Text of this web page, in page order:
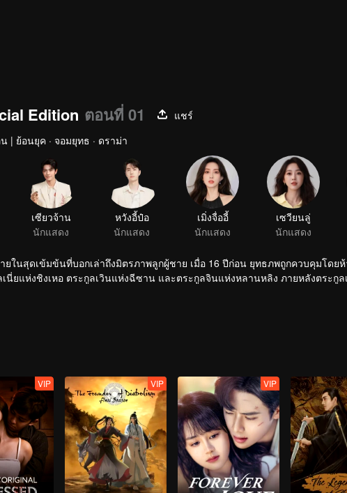
Edition ตอนที่ 01
แชร์
| ย้อนยุค · จอมยุทธ · ดราม่า
เซียวจ้าน
นักแสดง
หวังอี้ป๋อ
นักแสดง
เมิ่งจื่ออี้
นักแสดง
เซวียนลู่
นักแสดง
ในสุดเข้มข้นที่บอกเล่าถึงมิตรภาพลูกผู้ชาย เมื่อ 16 ปีก่อน ยุทธภพถูกควบคุมโดย
กูลเวินแห่งฉีซาน และตระกูลจินแห่งหลานหลิง ภายหลังตระกูลเวินเกิดอาละวาด สร้างความเดือด
ต้องร่วมกันต่อต้านตระกูลเวิน เว่ยอู๋เซี่ยน(เซียวจ้าน)หนุ่มน้อยศิษย์ตระกูลเจียงผู้มีจิตใจ
ศิษย์ผู้น้องจากตระกูลเจียงแห่งอวิ๋นเมิ่ง รวมถึงบุคคลอื่นในอดีต การกลับมาของเว่ย
VIP VIP VIP